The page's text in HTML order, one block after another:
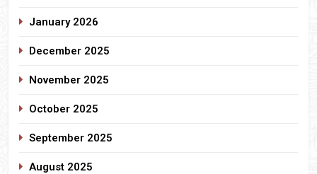
January 2026
December 2025
November 2025
October 2025
September 2025
August 2025